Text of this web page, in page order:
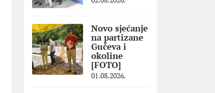
Novo sjećanje
na partizane
Gučeva i
okoline
[FOTO]
01.08.2026.